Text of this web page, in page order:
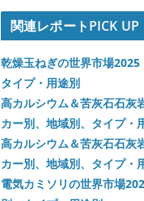
関連レポートPICK UP
乾燥玉ねぎの世界市場2025
タイプ・用途別
高カルシウム＆苦灰石石灰
カー別、地域別、タイプ・
高カルシウム＆苦灰石石灰
カー別、地域別、タイプ・
電気カミソリの世界市場